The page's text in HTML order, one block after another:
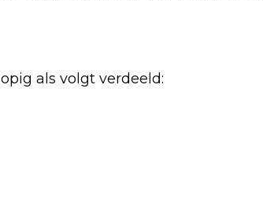
als volgt verdeeld: